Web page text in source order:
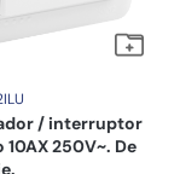
/ interruptor
250V~. De